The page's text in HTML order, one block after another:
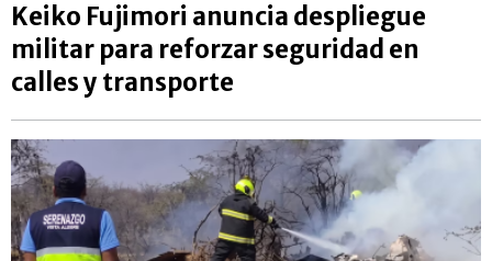
Keiko Fujimori anuncia despliegue
militar para reforzar seguridad en
calles y transporte